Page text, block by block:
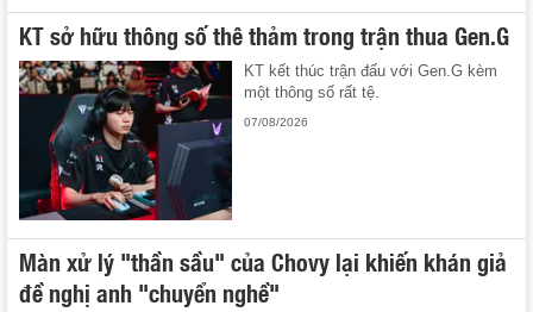
KT sở hữu thông số thê thảm trong trận thua Gen.G
KT kết thúc trận đấu với Gen.G kèm
một thông số rất tệ.
07/08/2026
Màn xử lý "thần sầu" của Chovy lại khiến khán giả
đề nghị anh "chuyển nghề"